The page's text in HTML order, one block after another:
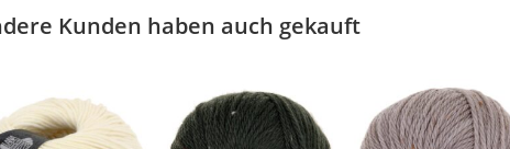
Kunden haben auch gekauft